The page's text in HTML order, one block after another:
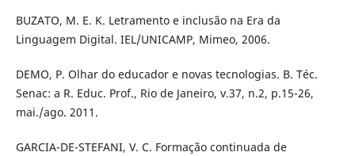
BUZATO, M. E. K. Letramento e inclusão na Era da
Linguagem Digital. IEL/UNICAMP, Mimeo, 2006.
DEMO, P. Olhar do educador e novas tecnologias. B. Téc.
Senac: a R. Educ. Prof., Rio de Janeiro, v.37, n.2, p.15-26,
mai./ago. 2011.
GARCIA-DE-STEFANI, V. C. Formação continuada de